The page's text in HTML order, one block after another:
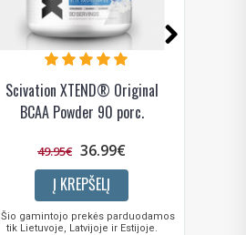
Scivation XTEND® Original
BCAA Powder 90 porc.
49.95€ 36.99€
Į KREPŠELĮ
Šio gamintojo prekės parduodamos
tik Lietuvoje, Latvijoje ir Estijoje.